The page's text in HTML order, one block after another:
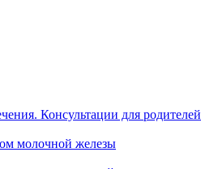
Консультации для родителей
молочной железы